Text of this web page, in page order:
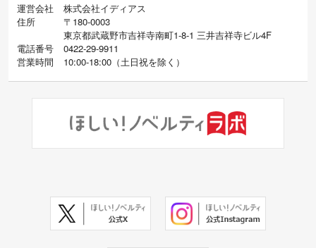
運営会社
株式会社イディアス
住所
〒180-0003
東京都武蔵野市吉祥寺南町1-8-1 三井吉祥寺ビル4F
電話番号
0422-29-9911
営業時間
10:00-18:00（土日祝を除く）